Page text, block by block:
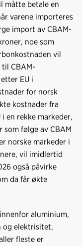
måtte betale en
varene importeres
import av CBAM-
noe som
vil
CBAM-
EU i
for norsk
kostnader fra
en rekke markeder,
følge av CBAM
norske markeder i
vil imidlertid
også påvirke
da får økte
aluminium,
og elektrisitet,
fleste er